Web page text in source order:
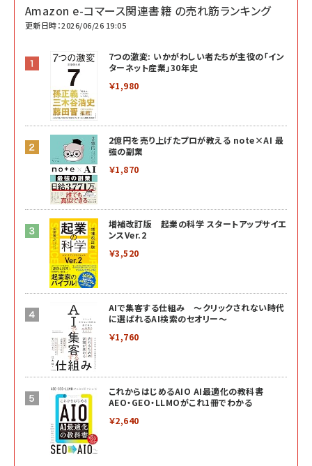
Amazon e-コマース関連書籍 の売れ筋ランキング
更新日時：2026/06/26 19:05
7つの激変: いかがわしい者たちが主役の「イン
ターネット産業」30年史
￥1,980
2億円を売り上げたプロが教える note×AI 最
強の副業
￥1,870
増補改訂版 起業の科学 スタートアップサイエ
ンスVer.2
￥3,520
AIで集客する仕組み ～クリックされない時代
に選ばれるAI検索のセオリー～
￥1,760
これからはじめるAIO AI最適化の教科書
AEO・GEO・LLMOがこれ1冊でわかる
￥2,640